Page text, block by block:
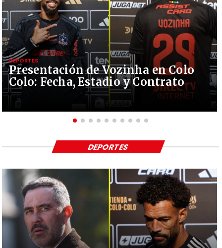
Presentación de Vozinha en Colo
Colo: Fecha, Estadio y Contrato
DEPORTES
DEPORTES